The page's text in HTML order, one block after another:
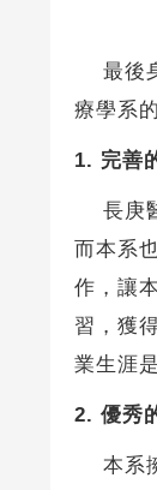
最後
療學系
1. 完善
長庚醫
而本系
作，讓
習，獲
業生涯
2. 優秀
本系擁